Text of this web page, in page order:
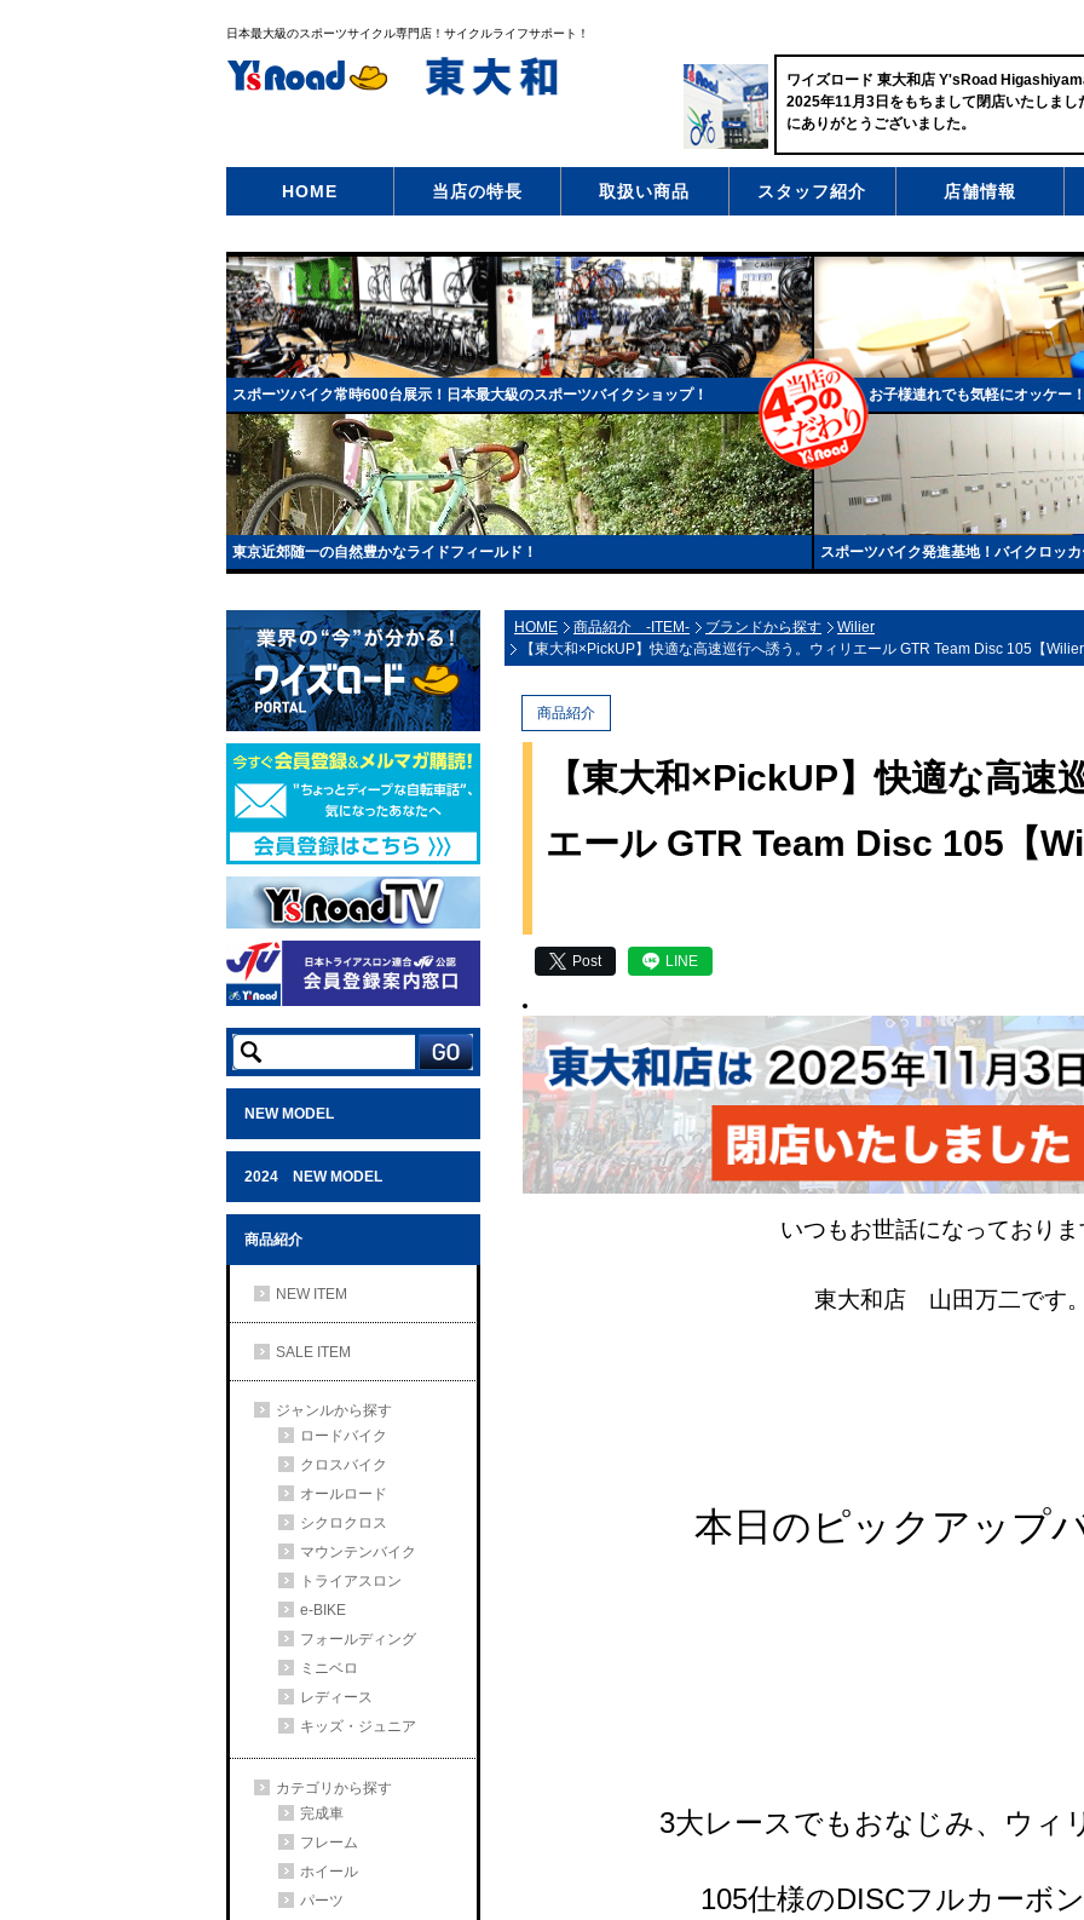
日本最大級のスポーツサイクル専門店！サイクルライフサポート！
ワイズロード 東大和店 Y'sRoad
2025年11月3日をもちまして閉店いたしまし
にありがとうございました。
HOME 当店の特長 取扱い商品 スタッフ紹介 店舗情報
スポーツバイク常時600台展示！日本最大級のスポーツバイクショップ！ お子様連れでも気軽にオッケー
東京近郊随一の自然豊かなライドフィールド！ スポーツバイク発進基地！バイクロッ
NEW MODEL
2024 NEW MODEL
商品紹介
NEW ITEM
SALE ITEM
ジャンルから探す
ロードバイク
クロスバイク
オールロード
シクロクロス
マウンテンバイク
トライアスロン
e-BIKE
フォールディング
ミニベロ
レディース
キッズ・ジュニア
カテゴリから探す
完成車
フレーム
ホイール
パーツ
HOME 商品紹介 -ITEM- ブランドから探す
Wilier
【東大和×PickUP】快適な高速巡行へ誘う。ウィリエール GTR Team Disc 105【
商品紹介
【東大和×PickUP】快適な高速
エール GTR Team Disc 105【
Post LINE
いつもお世話になっておりま
東大和店 山田万二です
本日のピックアップ
3大レースでもおなじみ、ウィ
105仕様のDISCフルカーボ